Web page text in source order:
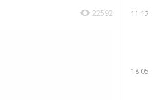
22592 11:12
18:05